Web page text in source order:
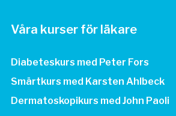
Våra kurser för läkare
Diabeteskurs med Peter Fors
Smärtkurs med Karsten Ahlbeck
Dermatoskopikurs med John Paoli